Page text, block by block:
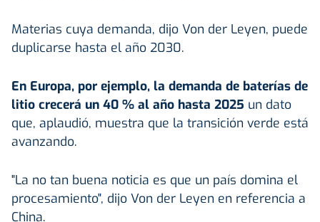
Materias cuya demanda, dijo Von der Leyen, puede
duplicarse hasta el año 2030.
En Europa, por ejemplo, la demanda de baterías de
litio crecerá un 40 % al año hasta 2025 un dato
que, aplaudió, muestra que la transición verde está
avanzando.
"La no tan buena noticia es que un país domina el
procesamiento", dijo Von der Leyen en referencia a
China.